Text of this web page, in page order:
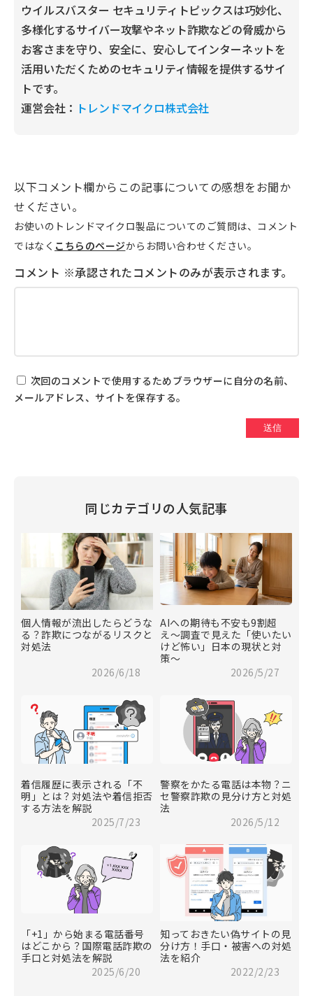
ウイルスバスター セキュリティトピックスは巧妙化、
多様化するサイバー攻撃やネット詐欺などの脅威から
お客さまを守り、安全に、安心してインターネットを
活用いただくためのセキュリティ情報を提供するサイ
トです。
運営会社： トレンドマイクロ株式会社
以下コメント欄からこの記事についての感想をお聞か
せください。
お使いのトレンドマイクロ製品についてのご質問は、コメント
ではなく こちらのページからお問い合わせください。
次回のコメントで使用するためブラウザーに自分の名前、
メールアドレス、サイトを保存する。
同じカテゴリの人気記事
個人情報が流出したらどうな
る？詐欺につながるリスクと
対処法
2026/6/18
AIへの期待も不安も9割超
え〜調査で見えた「使いたい
けど怖い」日本の現状と対
策〜
2026/5/27
着信履歴に表示される「不
明」とは？対処法や着信拒否
する方法を解説
2025/7/23
警察をかたる電話は本物？ニ
セ警察詐欺の見分け方と対処
法
2026/5/12
「+1」から始まる電話番号
はどこから？国際電話詐欺の
手口と対処法を解説
2025/6/20
知っておきたい偽サイトの見
分け方！手口・被害への対処
法を紹介
2022/2/23